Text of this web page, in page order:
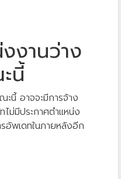
งานว่าง
นี้
นี้ อาจจะมีการจ้าง
ม่มีประกาศตำแหน่ง
พเดทในภายหลังอีก